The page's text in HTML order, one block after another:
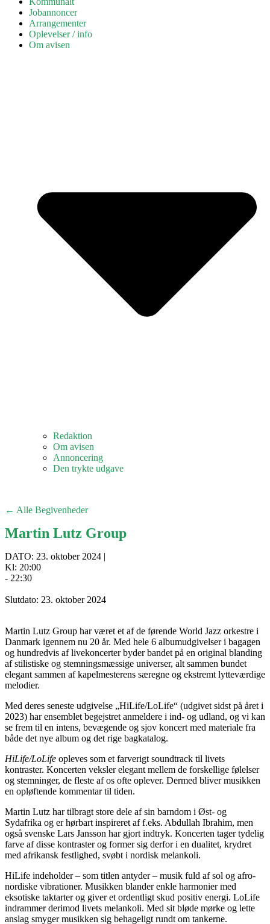
Jobannoncer
Arrangementer
Oplevelser / info
Om avisen
Redaktion
Om avisen
Annoncering
Den trykte udgave
← Alle Begivenheder
Martin Lutz Group
DATO: 23. oktober 2024 |
Kl: 20:00
- 22:30
Slutdato: 23. oktober 2024
Martin Lutz Group har været et af de førende World Jazz orkestre i
Danmark igennem nu 20 år. Med hele 6 albumudgivelser i bagagen
og hundredvis af livekoncerter byder bandet på en original blanding
af stilistiske og stemningsmæssige universer, alt sammen bundet
elegant sammen af kapelmesterens særegne og ekstremt lytteværdige
melodier.
Med deres seneste udgivelse „HiLife/LoLife“ (udgivet sidst på året i
2023) har ensemblet begejstret anmeldere i ind- og udland, og vi kan
se frem til en intens, bevægende og sjov koncert med materiale fra
både det nye album og det rige bagkatalog.
HiLife/LoLife opleves som et farverigt soundtrack til livets
kontraster. Koncerten veksler elegant mellem de forskellige følelser
og stemninger, de fleste af os ofte oplever. Dermed bliver musikken
en opløftende kommentar til tiden.
Martin Lutz har tilbragt store dele af sin barndom i Øst- og
Sydafrika og er hørbart inspireret af f.eks. Abdullah Ibrahim, men
også svenske Lars Jansson har gjort indtryk. Koncerten tager tydelig
farve af disse kontraster og former sig derfor i en dualitet, krydret
med afrikansk festlighed, svøbt i nordisk melankoli.
HiLife indeholder – som titlen antyder – musik fuld af sol og afro-
nordiske vibrationer. Musikken blander enkle harmonier med
eksotiske taktarter og giver et ordentligt skud positiv energi. LoLife
indrammer derimod livets melankoli. Med sit bløde mørke og lette
anslag smyger musikken sig behageligt rundt om tankerne.